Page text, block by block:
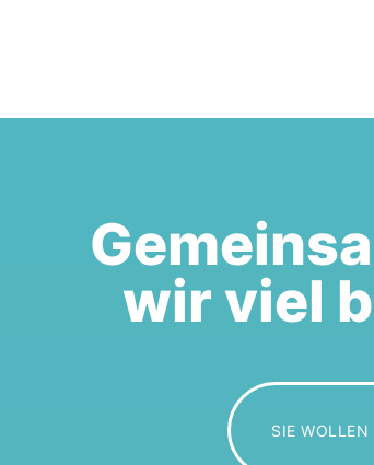
wir viel
SIE WOLLEN